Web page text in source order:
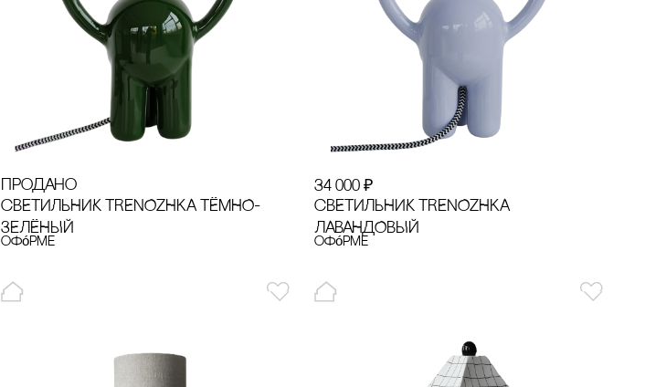
продано
сВЕТИЛЬНИК TRENOZHKA ТЁМНО-
ЗЕЛЁНЫЙ
офóрме
34 000 ₽
сВЕТИЛЬНИК TRENOZHKA
ЛАВАНДОВЫЙ
офóрме